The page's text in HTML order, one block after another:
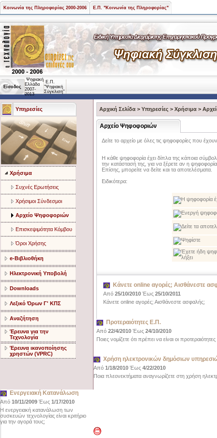
Κοινωνία της Πληροφορίας 2000-2006 Ε.Π. "Κοινωνία της Πληροφορίας"
Είσοδος
Ψηφιακή
Ελλάδα
2007-
2013
Ε.Π.
"Ψηφιακή
Σύγκλιση"
Υπηρεσίες
Χρήσιμα
Συχνές Ερωτήσεις
Χρήσιμοι Σύνδεσμοι
Αρχείο Ψηφοφοριών
Επισκεψιμότητα Κόμβου
Όροι Χρήσης
e-Βιβλιοθήκη
Ηλεκτρονική Υποβολή
Downloads
Λεξικό Όρων Γ' ΚΠΣ
Αναζήτηση
Έρευνα για την
Τεχνολογία
Έρευνα ικανοποίησης
χρηστών (VPRC)
Αρχική Σελίδα > Υπηρεσίες > Χρήσιμα >
Αρχείο Ψηφοφοριών
Δείτε το αρχείο με όλες τις ψηφοφορίες που
Η κάθε ψηφοφορία έχει δίπλα της κάποια
την κατάστασή της, για να ξέρετε αν η
Επίσης, μπορείτε να δείτε και τα αποτελέσματα.
Ειδικότερα:
Κάνετε online αγορές; Αισθάνεστε
Από 25/10/2010 Έως 25/10/2011
Κάνετε online αγορές; Αισθάνεστε ασφαλής;
Προτεραιότητες Ε.Π.
Από 22/4/2010 Έως 24/10/2010
Ποιες νομίζετε ότι πρέπει να είναι οι
Χρήση ηλεκτρονικών δημόσιων
Από 1/18/2010 Έως 4/22/2010
Ποια πλεονεκτήματα αναγνωρίζετε στη χρήση
Ενεργειακή Κατανάλωση
Από 10/11/2009 Έως 1/17/2010
Η ενεργειακή κατανάλωση των
συσκευών τεχνολογίας είναι κριτήριο
για την αγορά τους;